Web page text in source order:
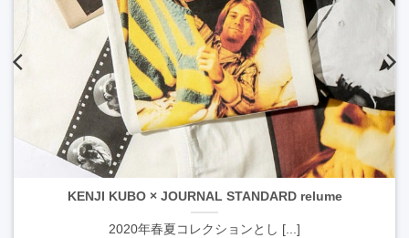
KENJI KUBO × JOURNAL STANDARD relume
2020年春夏コレクションとし [...]